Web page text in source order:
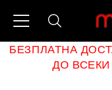
БЕЗПЛАТНА
ДО ВСЕКИ